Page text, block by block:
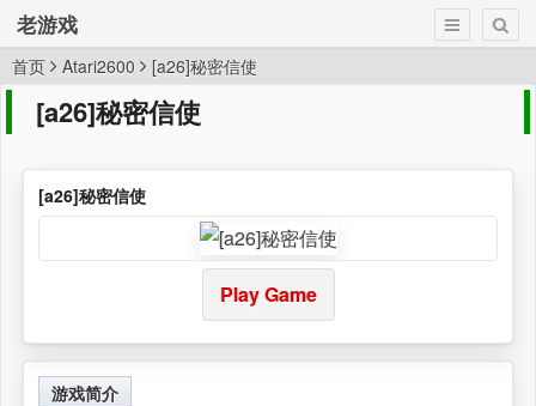
老游戏
首页 Atari2600 [a26]秘密信使
[a26]秘密信使
[a26]秘密信使
Play Game
游戏简介